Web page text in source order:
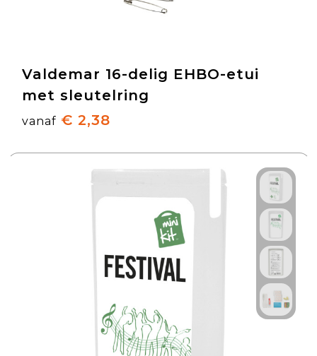
Valdemar 16-delig EHBO-etui
met sleutelring
vanaf € 2,38